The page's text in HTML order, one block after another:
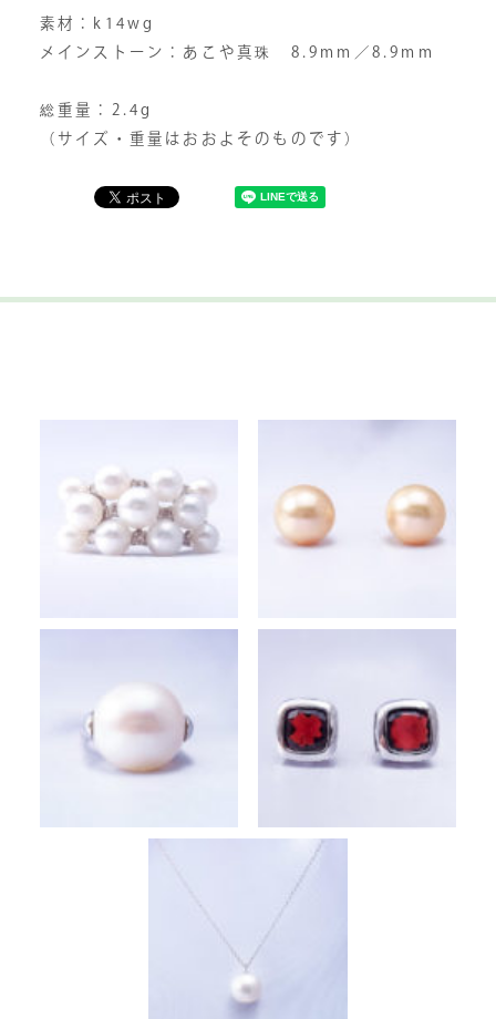
素材：k14wg
メインストーン：あこや真珠 8.9mm／8.9mm
総重量：2.4g
（サイズ・重量はおおよそのものです）